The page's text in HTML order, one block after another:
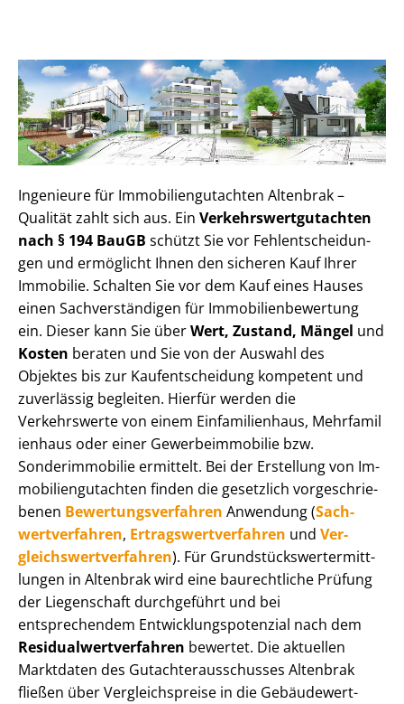
Ingenieure für Im­mo­bi­li­en­gut­ach­ten Altenbrak –
Qualität zahlt sich aus. Ein Ver­kehrs­wert­gut­ach­ten
nach § 194 BauGB schützt Sie vor Fehl­ent­schei­dun­
gen und ermöglicht Ihnen den sicheren Kauf Ihrer
Immobilie. Schalten Sie vor dem Kauf eines Hauses
einen Sach­ver­stän­di­gen für Im­mo­bi­li­en­be­wer­tung
ein. Dieser kann Sie überWert, Zustand, Mängel und
Kosten beraten und Sie von der Auswahl des
Objektes bis zur Kauf­ent­schei­dung kompetent und
zuverlässig begleiten. Hierfür werden die
Verkehrswerte von einem Einfamilienhaus, Mehr­fa­mi­l
i­en­haus oder einer Ge­wer­be­im­mo­bi­lie bzw.
Sonderimmobilie ermittelt. Bei der Erstellung von Im­
mo­bi­li­en­gut­ach­ten finden die gesetzlich vor­ge­schrie­
be­nen Be­wer­tungs­ver­fah­ren Anwendung (Sach­
wert­ver­fah­ren, Er­trags­wert­ver­fah­ren und Ver­
gleichs­wert­ver­fah­ren). Für Grund­stücks­wert­ermitt­
lun­gen in Altenbrak wird eine baurechtliche Prüfung
der Liegenschaft durchgeführt und bei
entsprechendem Ent­wick­lungs­po­ten­zi­al nach dem
Re­si­du­al­wert­ver­fah­ren bewertet. Die aktuellen
Marktdaten des Gut­ach­ter­aus­schus­ses Altenbrak
fließen über Ver­gleichs­prei­se in die Ge­bäu­de­wert­